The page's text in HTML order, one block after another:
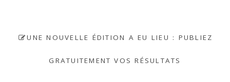
UNE NOUVELLE ÉDITION A EU LIEU : PUBLIEZ
GRATUITEMENT VOS RÉSULTATS